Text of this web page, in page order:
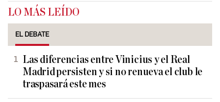
LO MÁS LEÍDO
EL DEBATE
Las diferencias entre Vinicius y el Real
Madrid persisten y si no renueva el club le
traspasará este mes